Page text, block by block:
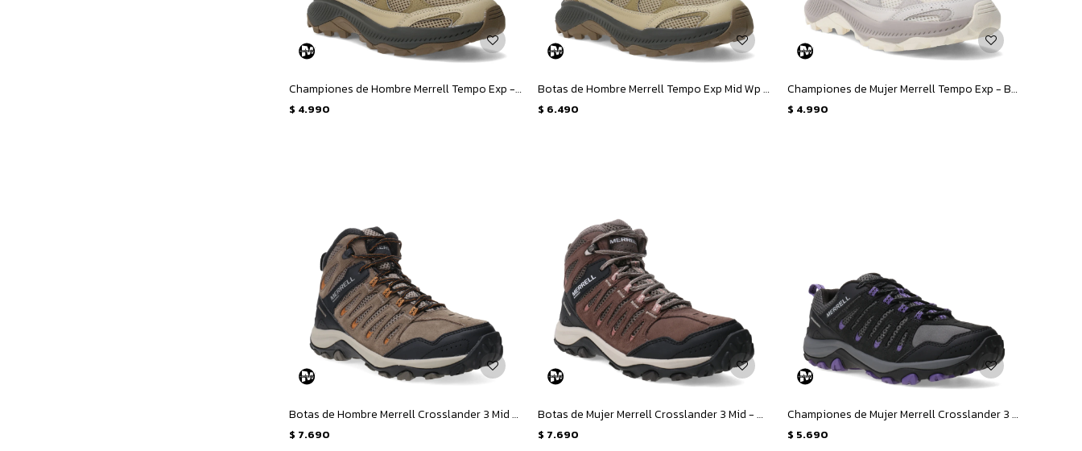
Championes de Hombre Merrell Tempo Exp - Beige
$ 4.990
Botas de Hombre Merrell Tempo Exp Mid Wp - Beige
$ 6.490
Championes de Mujer Merrell Tempo Exp - Beige
$ 4.990
Botas de Hombre Merrell Crosslander 3 Mid WP - Marrón - Negro
$ 7.690
Botas de Mujer Merrell Crosslander 3 Mid - Marrón
$ 7.690
Championes de Mujer Merrell Crosslander 3 - Negro - Púrpura
$ 5.690